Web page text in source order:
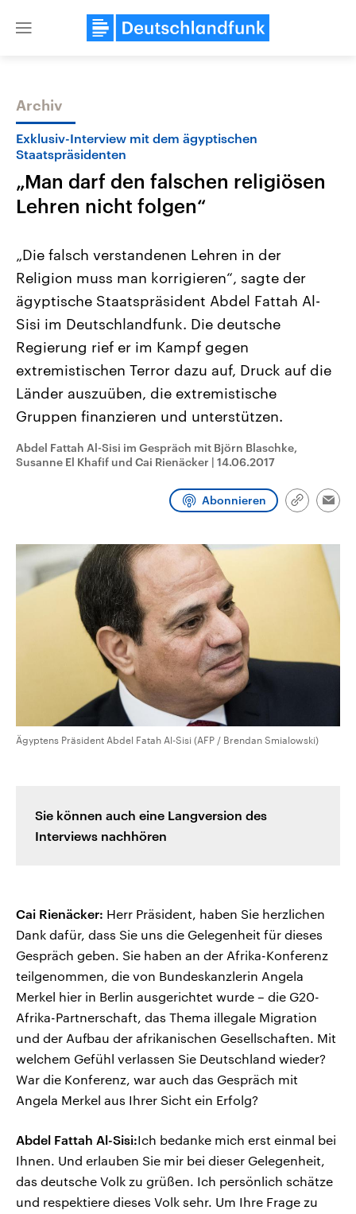
Close
Themen
Landtagswahl Sachsen-Anhalt
Alle Informationen
Sachsen-Anhalt wählt am 6.
September 2026 einen neuen
Landtag. Seit 2021 wird das
Bundesland von einer Koalition aus
CDU, SPD und FDP regiert.-
Umfragen, Prognosen,
Wahlprogramme, aktuelle Berichte
und Hintergründe zu den Parteien
und Kandidaten der anstehenden
USA
Hintergründe
Wirtschaftlich und
gehören die Vereinigten
mit großem Einfluss auf
aktuelle Weltgeschehen.
Sendungen Programm Podcasts
Audio-Archiv
Archiv
Exklusiv-Interview mit dem ägyptischen
Staatspräsidenten
„Man darf den falschen religiösen
Lehren nicht folgen“
„Die falsch verstandenen Lehren in der
Religion muss man korrigieren“, sagte der
ägyptische Staatspräsident Abdel Fattah Al-
Sisi im Deutschlandfunk. Die deutsche
Regierung rief er im Kampf gegen
extremistischen Terror dazu auf, Druck auf die
Länder auszuüben, die extremistische
Gruppen finanzieren und unterstützen.
Abdel Fattah Al-Sisi im Gespräch mit Björn Blaschke,
Susanne El Khafif und Cai Rienäcker | 14.06.2017
Abonnieren
Link
Ägyptens Präsident Abdel Fatah Al-Sisi (AFP / Brendan Smialowski)
Sie können auch eine Langversion des
Interviews nachhören
Cai Rienäcker: Herr Präsident, haben Sie herzlichen
Dank dafür, dass Sie uns die Gelegenheit für dieses
Gespräch geben. Sie haben an der Afrika-Konferenz
teilgenommen, die von Bundeskanzlerin Angela
Merkel hier in Berlin ausgerichtet wurde – die G20-
Afrika-Partnerschaft, das Thema illegale Migration
und der Aufbau der afrikanischen Gesellschaften. Mit
welchem Gefühl verlassen Sie Deutschland wieder?
War die Konferenz, war auch das Gespräch mit
Angela Merkel aus Ihrer Sicht ein Erfolg?
Abdel Fattah Al-Sisi:Ich bedanke mich erst einmal bei
Ihnen. Und erlauben Sie mir bei dieser Gelegenheit,
das deutsche Volk zu grüßen. Ich persönlich schätze
und respektiere dieses Volk sehr. Um Ihre Frage zu